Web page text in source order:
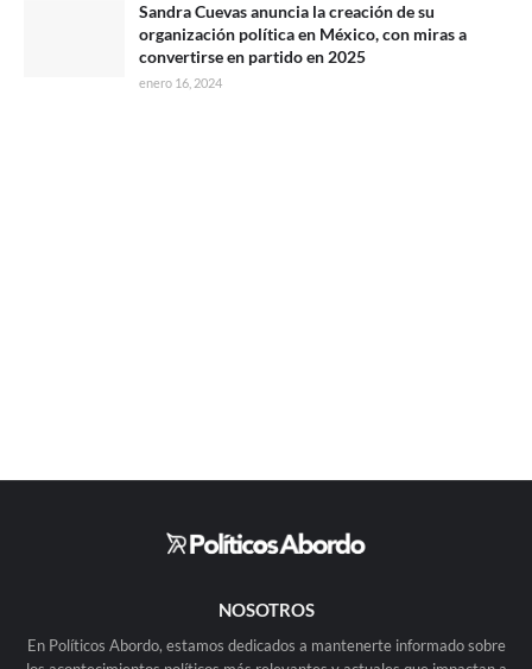
Sandra Cuevas anuncia la creación de su
organización política en México, con miras a
convertirse en partido en 2025
enero 16, 2024
NOSOTROS
En Políticos Abordo, estamos dedicados a mantenerte informado sobre